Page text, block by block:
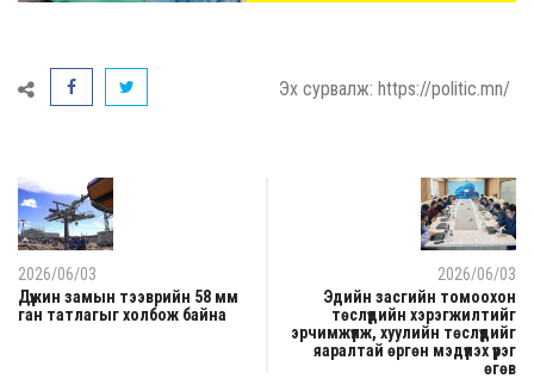
Эх сурвалж: https://politic.mn/
2026/06/03
Дүүжин замын тээврийн 58 мм
ган татлагыг холбож байна
2026/06/03
Эдийн засгийн томоохон
төслүүдийн хэрэгжилтийг
эрчимжүүлж, хуулийн төслүүдийг
яаралтай өргөн мэдүүлэх үүрэг
өгөв